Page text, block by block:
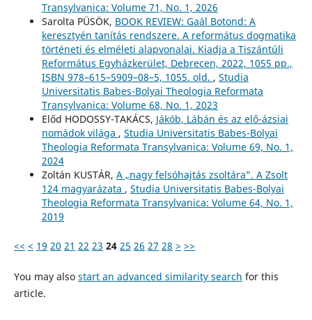
Transylvanica: Volume 71, No. 1, 2026
Sarolta PÜSÖK, BOOK REVIEW: Gaál Botond: A
keresztyén tanítás rendszere. A református dogmatika
történeti és elméleti alapvonalai. Kiadja a Tiszántúli
Református Egyházkerület, Debrecen, 2022, 1055 pp.,
ISBN 978–615–5909–08–5, 1055. old. , Studia
Universitatis Babes-Bolyai Theologia Reformata
Transylvanica: Volume 68, No. 1, 2023
Előd HODOSSY-TAKÁCS, Jákób, Lábán és az elő-ázsiai
nomádok világa , Studia Universitatis Babes-Bolyai
Theologia Reformata Transylvanica: Volume 69, No. 1,
2024
Zoltán KUSTÁR, A „nagy felsóhajtás zsoltára”. A Zsolt
124 magyarázata , Studia Universitatis Babes-Bolyai
Theologia Reformata Transylvanica: Volume 64, No. 1,
2019
<< < 19 20 21 22 23 24 25 26 27 28 > >>
You may also start an advanced similarity search for this
article.